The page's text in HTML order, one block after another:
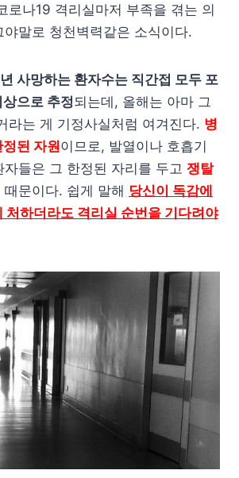
로나19 격리실마저 부족을 겪는 의
야말로 청천벽력같은 소식이다.
사망하는 환자수는 직간접 모두 포
으로 추정되는데, 올해는 아마 그
라는 게 기정사실처럼 여겨진다. 병
정된 자원이므로, 발열이나 호흡기
들은 그 한정된 자리를 두고 쟁탈
문이다. 쉽게 말해 당신이 독감에
처하더라도 격리실 순번을 기다려야